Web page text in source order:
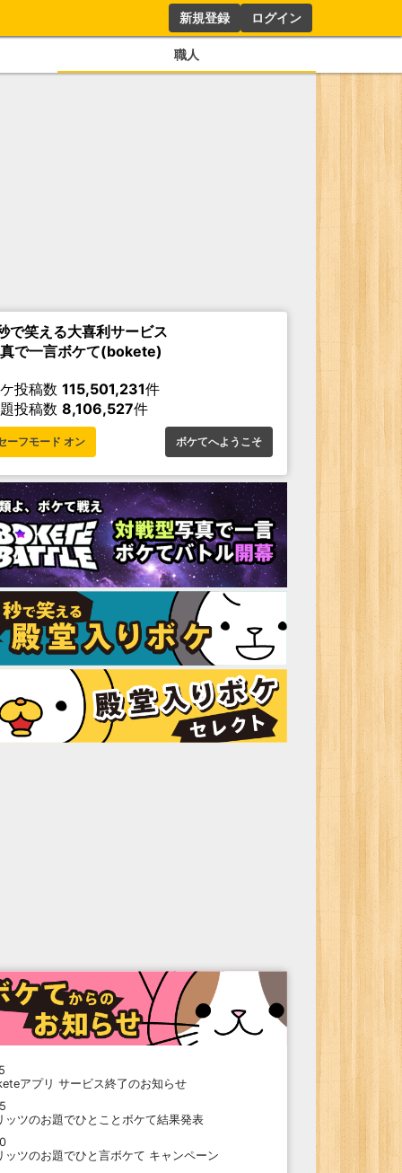
新規登録 ログイン
職人
で笑える大喜利サービス
で一言ボケて(bokete)
投稿数 115,501,231件
投稿数 8,106,527件
ーフモード オン ボケてへようこそ
アプリ サービス終了のお知らせ
ッツのお題でひとことボケて結果発表
ッツのお題でひと言ボケて キャンペーン